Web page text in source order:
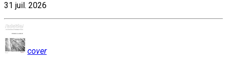
31 juil. 2026
cover